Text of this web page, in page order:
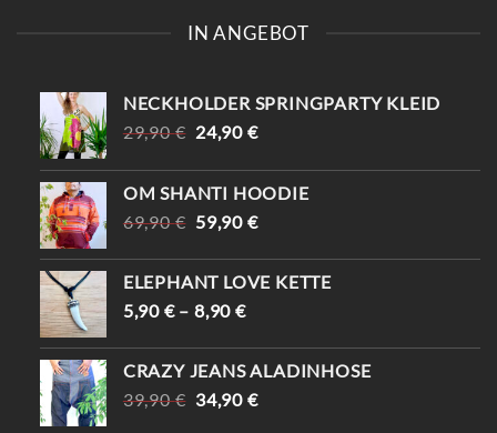
IN ANGEBOT
NECKHOLDER SPRINGPARTY KLEID
29,90€ URSPRÜNGLICHER
WAR:
29,90 €
24,90 €AKTUELLER
IST:
24,90 €.
OM SHANTI HOODIE
69,90€ URSPRÜNGLICHER
WAR:
69,90 €
59,90 €AKTUELLER
IST:
59,90 €.
ELEPHANT LOVE KETTE
5,90 €–8,90€
CRAZY JEANS ALADINHOSE
39,90€ URSPRÜNGLICHER
34,90 €AKTUELLER